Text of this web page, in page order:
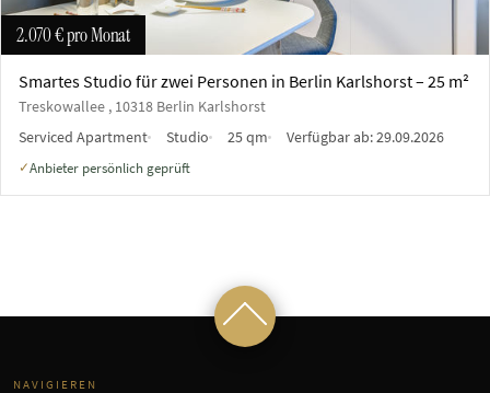
2.070 €pro Monat
Smartes Studio für zwei Personen in Berlin Karlshorst – 25 m²
Treskowallee , 10318 Berlin Karlshorst
Serviced Apartment
Studio 25 qm Verfügbar ab:29.09.2026
✓Anbieter persönlich geprüft
NAVIGIEREN